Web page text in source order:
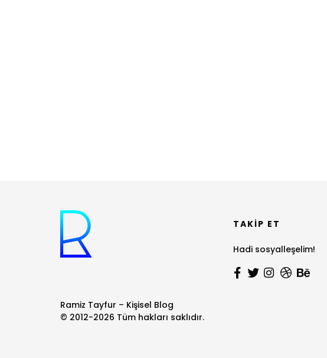
Ramiz Tayfur – Kişisel Blog
© 2012-2026 Tüm hakları saklıdır.
TAKIP ET
Hadi sosyalleşelim!